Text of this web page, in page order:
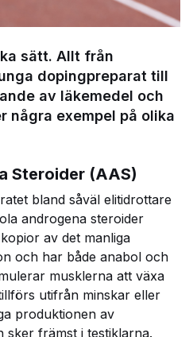
sätt. Allt från
dopingpreparat till
av läkemedel och
några exempel på olika
Steroider (AAS)
bland såväl elitidrottare
androgena steroider
av det manliga
och har både anabol och
musklerna att växa
utifrån minskar eller
produktionen av
sker främst i testiklarna.